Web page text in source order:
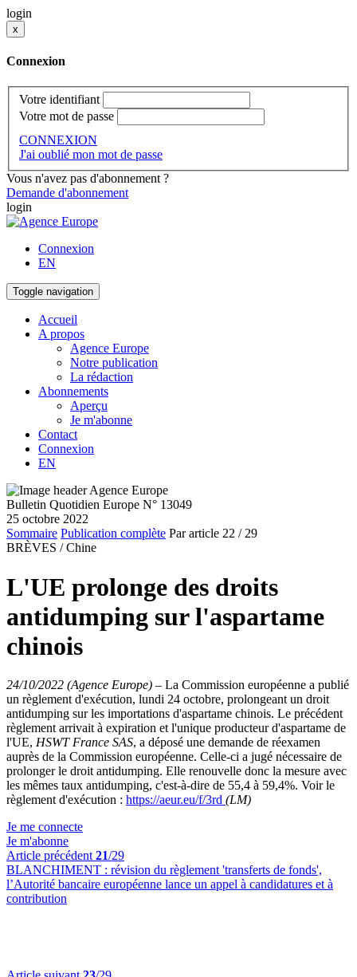
login
x
Connexion
Votre identifiant
Votre mot de passe
CONNEXION
J'ai oublié mon mot de passe
Vous n'avez pas d'abonnement ?
Demande d'abonnement
login
Connexion
EN
Toggle navigation
Accueil
A propos
Agence Europe
Notre publication
La rédaction
Abonnements
Aperçu
Je m'abonne
Contact
Connexion
EN
Bulletin Quotidien Europe N° 13049
25 octobre 2022
Sommaire Publication complète Par article 22 / 29
BRÈVES / Chine
L'UE prolonge des droits
antidumping sur l'aspartame
chinois
24/10/2022 (Agence Europe) – La Commission européenne a publié
un règlement d'exécution, lundi 24 octobre, prolongeant un droit
antidumping sur les importations d'aspartame chinois. Le précédent
règlement arrivait à expiration et l'unique producteur d'aspartame de
l'UE, HSWT France SAS, a déposé une demande de réexamen
auprès de la Commission européenne. Celle-ci a jugé nécessaire de
prolonger le droit antidumping. Elle renouvelle donc la mesure avec
les mêmes taux antidumping, c'est-à-dire de 55,4 à 59,4%. Voir le
règlement d'exécution : https://aeur.eu/f/3rd (LM)
Je me connecte
Je m'abonne
Article précédent 21/29
BLANCHIMENT : révision du règlement 'transferts de fonds',
l’Autorité bancaire européenne lance un appel à candidatures et à
contribution